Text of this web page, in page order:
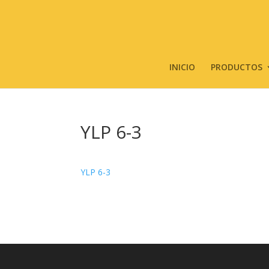
INICIO PRODUCTOS
YLP 6-3
YLP 6-3